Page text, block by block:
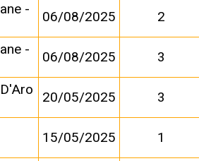
-
06/08/2025
2
-
06/08/2025
3
20/05/2025
3
15/05/2025
1